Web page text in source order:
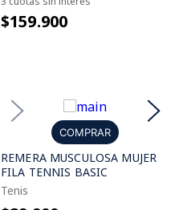
$159.900
COMPRAR
REMERA MUSCULOSA MUJER
FILA TENNIS BASIC
Tenis